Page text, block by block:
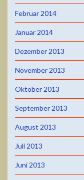
Februar 2014
Januar 2014
Dezember 2013
November 2013
Oktober 2013
September 2013
August 2013
Juli 2013
Juni 2013